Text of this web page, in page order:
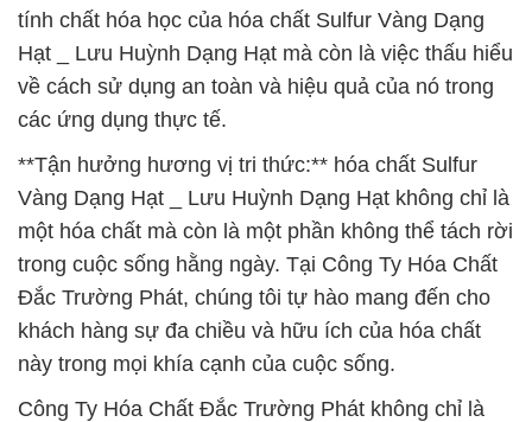
tính chất hóa học của hóa chất Sulfur Vàng Dạng
Hạt _ Lưu Huỳnh Dạng Hạt mà còn là việc thấu hiểu
về cách sử dụng an toàn và hiệu quả của nó trong
các ứng dụng thực tế.
**Tận hưởng hương vị tri thức:** hóa chất Sulfur
Vàng Dạng Hạt _ Lưu Huỳnh Dạng Hạt không chỉ là
một hóa chất mà còn là một phần không thể tách rời
trong cuộc sống hằng ngày. Tại Công Ty Hóa Chất
Đắc Trường Phát, chúng tôi tự hào mang đến cho
khách hàng sự đa chiều và hữu ích của hóa chất
này trong mọi khía cạnh của cuộc sống.
Công Ty Hóa Chất Đắc Trường Phát không chỉ là